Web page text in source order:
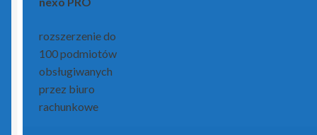
rozszerzenie do
100 podmiotów
obsługiwanych
przez biuro
rachunkowe